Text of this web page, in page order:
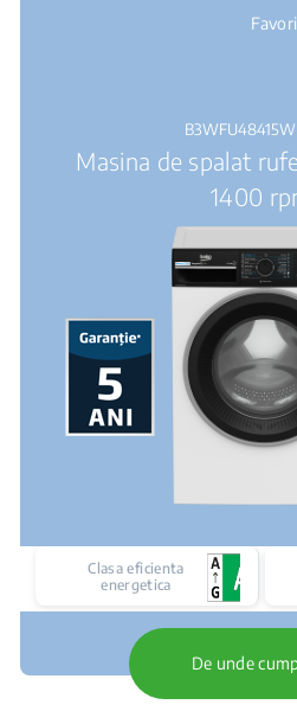
Masina de spalat
1400
Clasa eficienta
energetica
De unde